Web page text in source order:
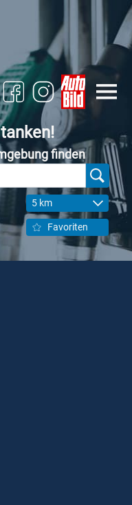
finden
5 km
Favoriten